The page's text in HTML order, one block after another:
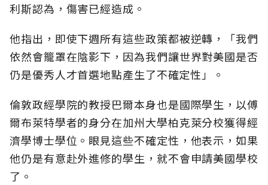
利斯認為，傷害已經造成。
他指出，即使下週所有這些政策都被逆轉，「我們
依然會籠罩在陰影下，因為我們讓世界對美國是否
仍是優秀人才首選地點產生了不確定性」。
倫敦政經學院的教授巴爾本身也是國際學生，以傅
爾布萊特學者的身分在加州大學柏克萊分校獲得經
濟學博士學位。眼見這些不確定性，他表示，如果
他仍是有意赴外進修的學生，就不會申請美國學校
了。